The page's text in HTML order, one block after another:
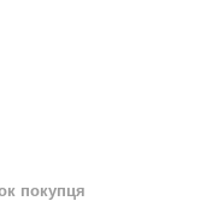
покупця